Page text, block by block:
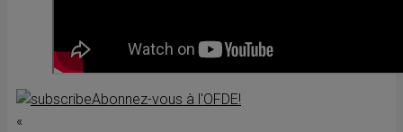
Abonnez-vous à l'OFDE!
«